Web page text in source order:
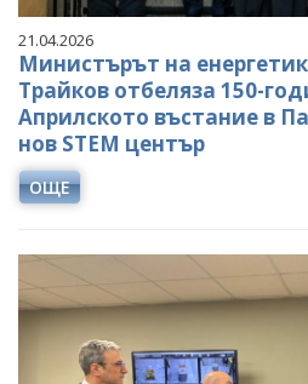
21.04.2026
Министърът на
Трайков отбеляза 150-
Априлското въстание в
нов STEM център
ОЩЕ